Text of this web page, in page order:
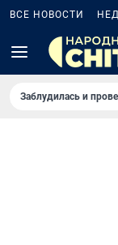
ВСЕ НОВОСТИ
Заблудилась и